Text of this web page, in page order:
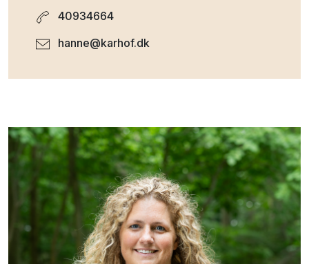
40934664
hanne@karhof.dk